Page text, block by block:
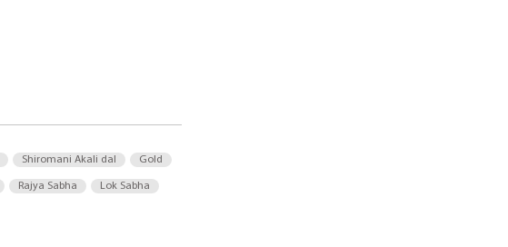
Shiromani Akali dal Gold
Rajya Sabha Lok Sabha